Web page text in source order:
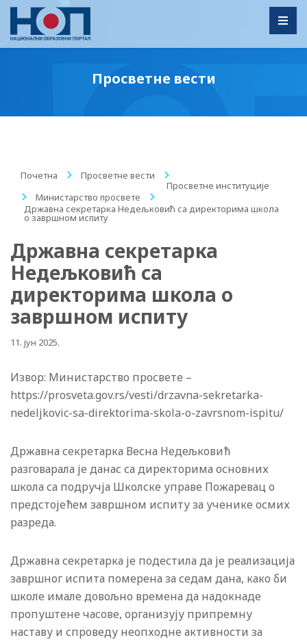
Просветне вести
Почетна / Просветне вести
/
Просветне институције
/
Министарство просвете
/
Државна секретарка Недељковић са директорима школа
о завршном испиту
Државна секретарка
Недељковић са
директорима школа о
завршном испиту
11. јун 2025.
Извор: Министарство просвете –
https://prosveta.gov.rs/vesti/drzavna-sekretarka-
nedeljkovic-sa-direktorima-skola-o-zavrsnom-ispitu/
Државна секретарка Весна Недељковић
разговарала је данас са директорима основних
школа са подручја Школске управе Пожаревац о
предстојећем завршном испиту за ученике осмих
разреда.
Државна секретарка је подестила да је реализација
завршног испита померена за седам дана, како би
школе имале довољно времена да надокнаде
пропуштене часове, организују припремну
наставу и спроведу неопходне активности за